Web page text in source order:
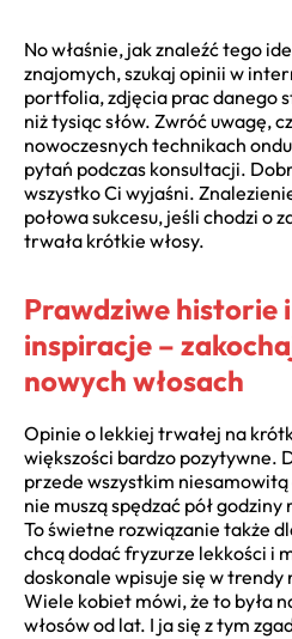
No właśnie, jak znaleźć tego
znajomych, szukaj opinii w
portfolia, zdjęcia prac danego
niż tysiąc słów. Zwróć uwagę,
nowoczesnych technikach
pytań podczas konsultacji.
wszystko Ci wyjaśni.
połowa sukcesu, jeśli chodzi o
trwała krótkie włosy.
Prawdziwe historie
inspiracje –
nowych włosach
Opinie o lekkiej trwałej na
większości bardzo pozytywne.
przede wszystkim
nie muszą spędzać pół godziny
To świetne rozwiązanie także
chcą dodać fryzurze lekkości i
doskonale wpisuje się w trendy
Wiele kobiet mówi, że to była
włosów od lat. I ja się z tym